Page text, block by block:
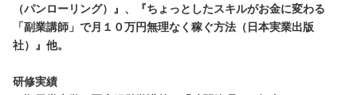
（パンローリング）』、『ちょっとしたスキルがお金に変わる
「副業講師」で月１０万円無理なく稼ぐ方法（日本実業出版
社）』他。
研修実績